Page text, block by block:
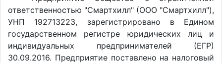
ответственностью "Смартхилл" (ООО "Смартхилл"),
УНП 192713223, зарегистрировано в Едином
государственном регистре юридических лиц и
индивидуальных предпринимателей (ЕГР)
30.09.2016. Предприятие поставлено на налоговый